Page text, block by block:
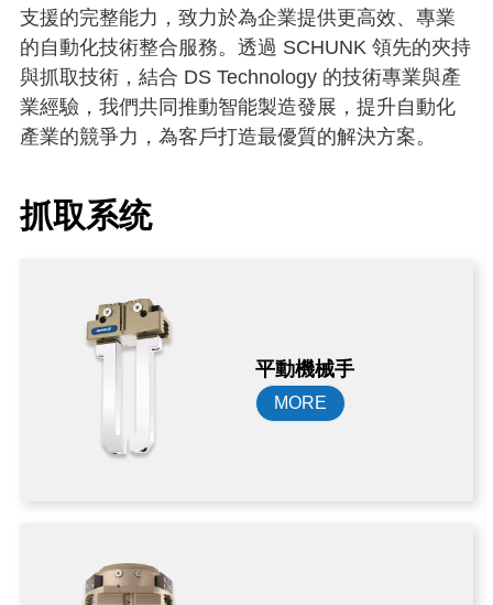
支援的完整能力，致力於為企業提供更高效、專業
的自動化技術整合服務。透過 SCHUNK 領先的夾持
與抓取技術，結合 DS Technology 的技術專業與產
業經驗，我們共同推動智能製造發展，提升自動化
產業的競爭力，為客戶打造最優質的解決方案。
抓取系统
平動機械手
MORE